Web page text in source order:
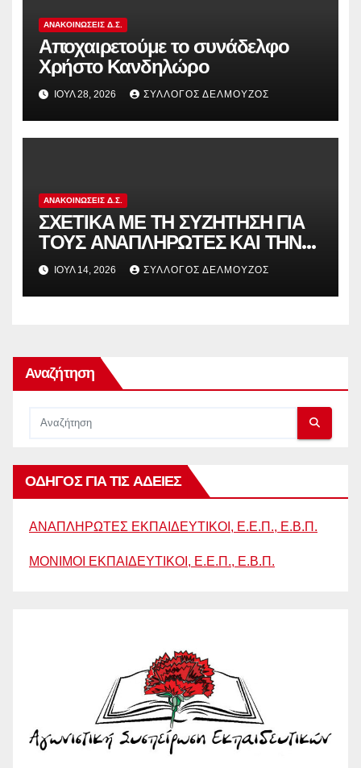
ΑΝΑΚΟΙΝΏΣΕΙΣ Δ.Σ.
Αποχαιρετούμε το συνάδελφο
Χρήστο Κανδηλώρο
ΙΟΎΛ 28, 2026 ΣΎΛΛΟΓΟΣ ΔΕΛΜΟΎΖΟΣ
ΑΝΑΚΟΙΝΏΣΕΙΣ Δ.Σ.
ΣΧΕΤΙΚΑ ΜΕ ΤΗ ΣΥΖΗΤΗΣΗ ΓΙΑ
ΤΟΥΣ ΑΝΑΠΛΗΡΩΤΕΣ ΚΑΙ ΤΗΝ
ΠΑΡΑΠΟΜΠΗ ΤΗΣ ΕΛΛΑΔΑΣ
ΣΤΟ ΕΥΡΩΠΑΪΚΟ ΔΙΚΑΣΤΗΡΙΟ
ΙΟΎΛ 14, 2026 ΣΎΛΛΟΓΟΣ ΔΕΛΜΟΎΖΟΣ
Αναζήτηση
ΟΔΗΓΟΣ ΓΙΑ ΤΙΣ ΑΔΕΙΕΣ
ΑΝΑΠΛΗΡΩΤΕΣ ΕΚΠΑΙΔΕΥΤΙΚΟΙ, Ε.Ε.Π., Ε.Β.Π.
ΜΟΝΙΜΟΙ ΕΚΠΑΙΔΕΥΤΙΚΟΙ, Ε.Ε.Π., Ε.Β.Π.